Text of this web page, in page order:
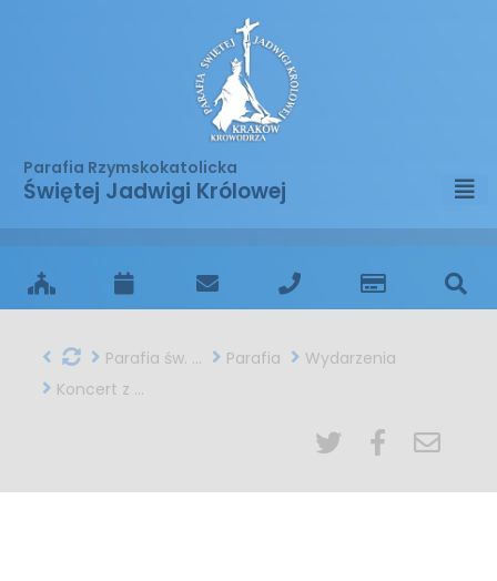
Parafia Rzymskokatolicka
Świętej Jadwigi Królowej
Parafia św. Jadwigi w Krakowie Parafia
Wydarzenia
Koncert z okazji wspomnienia św. Cecylii